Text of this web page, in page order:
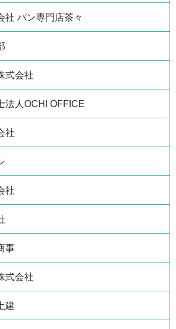
社 パン専門店茶々
式会社
法人OCHI OFFICE
社
社
事
式会社
建